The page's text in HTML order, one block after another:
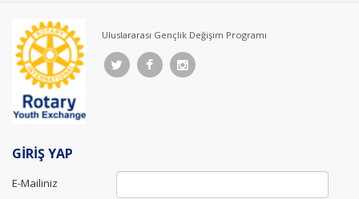
Uluslararası Gençlik Değişim Programı
GİRİŞ YAP
E-Mailiniz